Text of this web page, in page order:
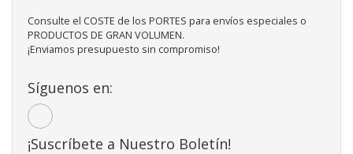
Consulte el COSTE de los PORTES para envíos especiales o
PRODUCTOS DE GRAN VOLUMEN.
¡Enviamos presupuesto sin compromiso!
Síguenos en:
¡Suscríbete a Nuestro Boletín!